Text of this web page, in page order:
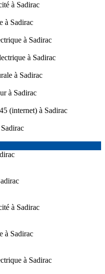
à Sadirac
à Sadirac
à Sadirac
à Sadirac
à Sadirac
à Sadirac
(internet) à Sadirac
à Sadirac
à Sadirac
à Sadirac